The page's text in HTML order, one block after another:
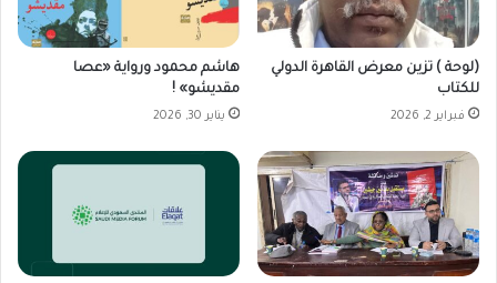
(لوحة ) تزين معرض القاهرة الدولي
للكتاب
فبراير 2, 2026
هاشم محمود ورواية «عصا
مقديشو» !
يناير 30, 2026